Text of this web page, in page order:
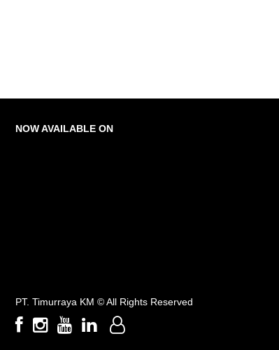
NOW AVAILABLE ON
PT. Timurraya KM ©All Rights Reserved